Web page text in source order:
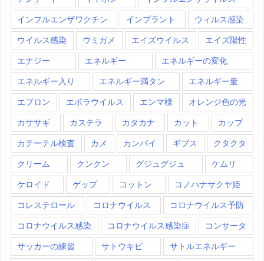
インフルエンザワクチン インプラント ウィルス感染
ウイルス感染 ウミガメ エイズウイルス エイズ陽性
エナジー エネルギー エネルギーの変化
エネルギー入り エネルギー満タン エネルギー量
エプロン エボラウイルス エンマ様 オレンジ色の光
カササギ カステラ カタカナ カット カップ
カテーテル検査 カメ カンパイ ギブス クタクタ
クリーム クンクン グジュグジュ ケムリ
ケロイド ゲップ コットン コノハナサクヤ姫
コレステロール コロナウイルス コロナウイルス予防
コロナウイルス感染 コロナウイルス感染症 コンサータ
サッカーの練習 サトウキビ サトルエネルギー